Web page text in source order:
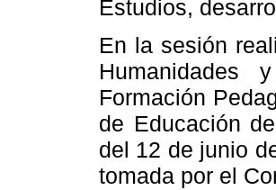
Estudios,
En la sesión
Humanidades
Formación
de Educación
del 12 de junio
tomada por el